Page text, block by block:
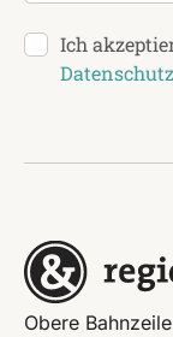
Ich
Obere